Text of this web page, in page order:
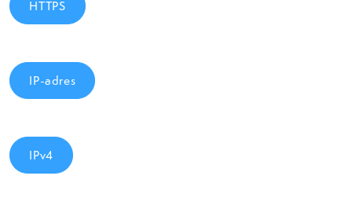
HTTPS
IP-adres
IPv4